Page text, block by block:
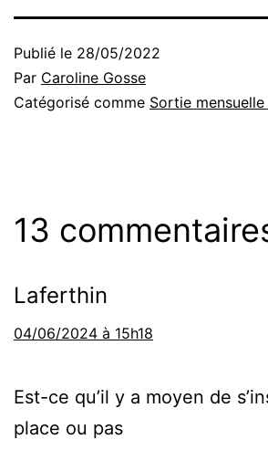
Publié le 28/05/2022
Par Caroline Gosse
Catégorisé comme Sortie
13
Laferthin
04/06/2024 à 15h18
Est-ce qu’il y a moyen de
place ou pas